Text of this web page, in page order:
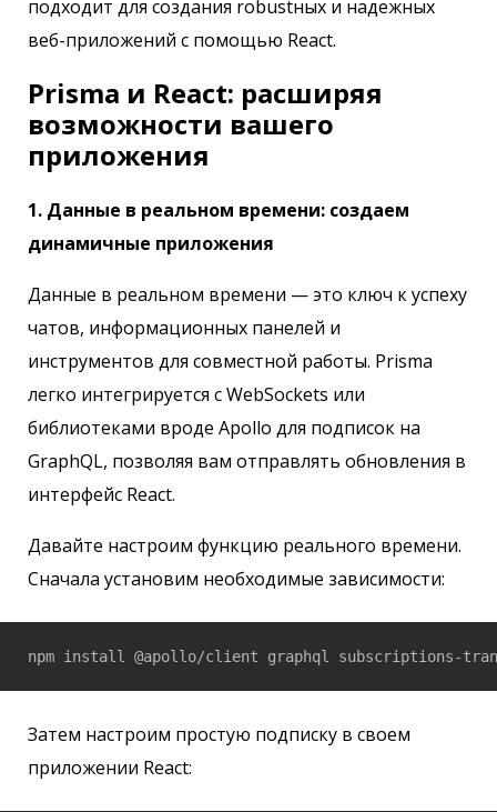
подходит для создания robustных и надежных
веб-приложений с помощью React.
Prisma и React: расширяя
возможности вашего
приложения
1. Данные в реальном времени: создаем
динамичные приложения
Данные в реальном времени — это ключ к успеху
чатов, информационных панелей и
инструментов для совместной работы. Prisma
легко интегрируется с WebSockets или
библиотеками вроде Apollo для подписок на
GraphQL, позволяя вам отправлять обновления в
интерфейс React.
Давайте настроим функцию реального времени.
Сначала установим необходимые зависимости:
npm install @apollo/client graphql subscriptions-
Затем настроим простую подписку в своем
приложении React: